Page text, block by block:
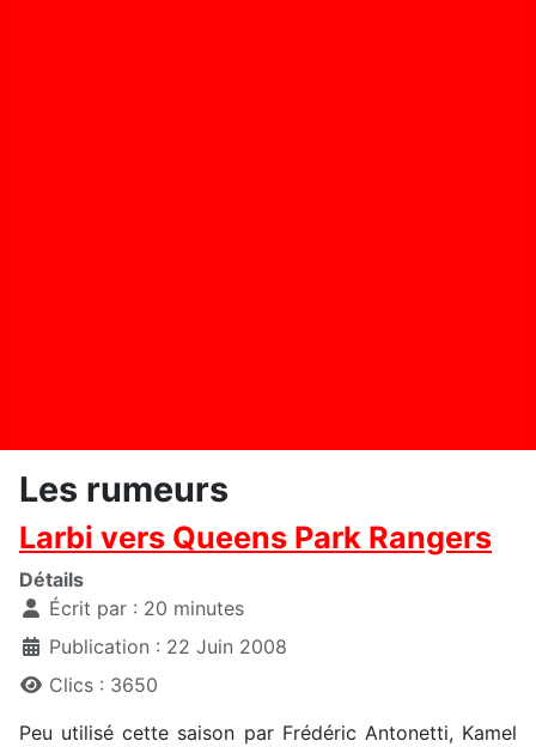
Les rumeurs
Larbi vers Queens Park Rangers
Détails
Écrit par : 20 minutes
Publication : 22 Juin 2008
Clics : 3650
Peu utilisé cette saison par Frédéric Antonetti, Kamel